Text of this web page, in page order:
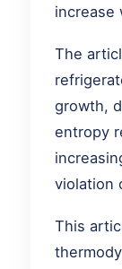
increase
The
growth,
entropy
violation
This